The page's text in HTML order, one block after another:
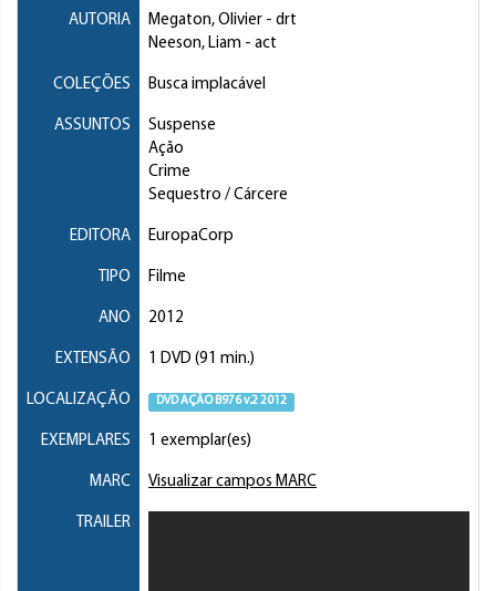
AUTORIA Megaton, Olivier - drt
Neeson, Liam - act
COLEÇÕES Busca implacável
ASSUNTOS
Suspense
Ação
Crime
Sequestro / Cárcere
EDITORA EuropaCorp
TIPO Filme
ANO 2012
EXTENSÃO 1 DVD (91 min.)
LOCALIZAÇÃO DVD AÇÃO B976 v.2 2012
EXEMPLARES 1 exemplar(es)
MARC Visualizar campos MARC
TRAILER